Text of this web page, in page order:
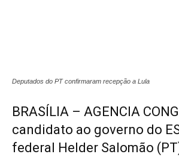
Deputados do PT confirmaram recepção a Lula
BRASÍLIA – AGENCIA
candidato ao governo do
federal Helder Salomão